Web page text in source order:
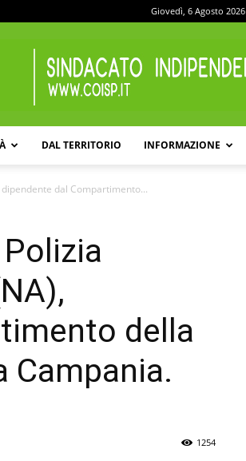
Giovedì, 6 Agosto 2026
DAL TERRITORIO INFORMAZIONE
dal Compartimento...
della
Campania.
1254